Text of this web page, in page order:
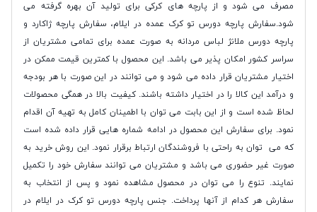
مصرف می شود و از پارچه های کرکی برای تولید آن بهره گرفته می
شود.سفارش پارچه دورس تو کرک عمده در ایلام، سفارش پارچه ژاکارد و
پارچه دورس ملانژ لباس مردانه به صورت عمده برای تمامی مشتریان از
سراسر کشور امکان پذیر می باشد. این محصول با کمترین قیمت ممکن در
اختیار مشتریان قرار داده می شود و می توانند در این صورت با هر بودجه
و درآمد این کالا را در اختیار داشته باشند. کیفیت بالا در همگی محصولات
لحاظ شده است و از این بابت می توان با اطمینان کامل به تهیه آن اقدام
نمود. برای سفارش این محصول در ادامه شماره هایی قرار داده شده است
که می توان به راحتی با فروشندگان ارتباط برقرار نمود. این روش خرید به
صورت غیر حضوری می باشد و مشتریان می توانند سفارش خود را تکمیل
نمایند. تنوع را می توان در محصول مشاهده نمود و پس از انتخاب به
سفارش هر کدام از آنها پرداخت. جنس پارچه دورس تو کرک در ایلام در